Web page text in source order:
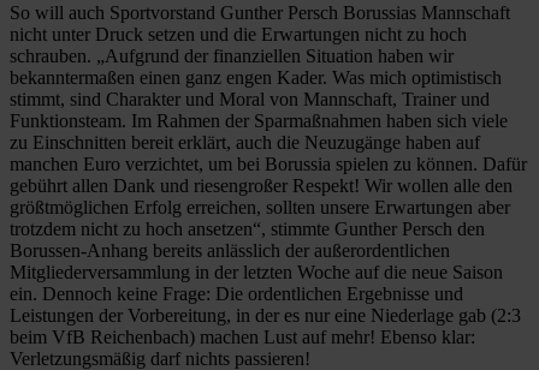
So will auch Sportvorstand Gunther Persch Borussias Mannschaft
nicht unter Druck setzen und die Erwartungen nicht zu hoch
schrauben. „Aufgrund der finanziellen Situation haben wir
bekanntermaßen einen ganz engen Kader. Was mich optimistisch
stimmt, sind Charakter und Moral von Mannschaft, Trainer und
Funktionsteam. Im Rahmen der Sparmaßnahmen haben sich viele
zu Einschnitten bereit erklärt, auch die Neuzugänge haben auf
manchen Euro verzichtet, um bei Borussia spielen zu können. Dafür
gebührt allen Dank und riesengroßer Respekt! Wir wollen alle den
größtmöglichen Erfolg erreichen, sollten unsere Erwartungen aber
trotzdem nicht zu hoch ansetzen“, stimmte Gunther Persch den
Borussen-Anhang bereits anlässlich der außerordentlichen
Mitgliederversammlung in der letzten Woche auf die neue Saison
ein. Dennoch keine Frage: Die ordentlichen Ergebnisse und
Leistungen der Vorbereitung, in der es nur eine Niederlage gab (2:3
beim VfB Reichenbach) machen Lust auf mehr! Ebenso klar:
Verletzungsmäßig darf nichts passieren!